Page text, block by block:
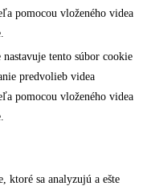
pomocou vloženého videa
nastavuje tento súbor cookie
predvolieb videa
pomocou vloženého videa
ktoré sa analyzujú a ešte